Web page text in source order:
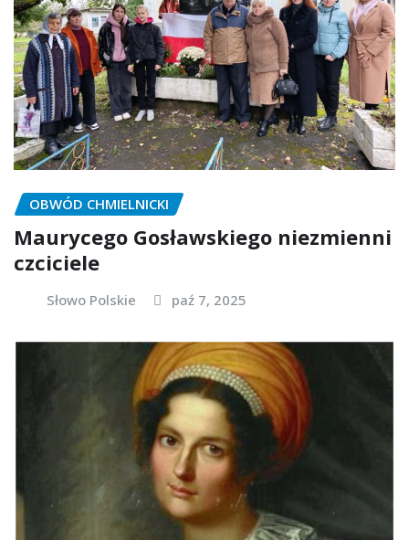
OBWÓD CHMIELNICKI
Maurycego Gosławskiego niezmienni
czciciele
Słowo Polskie paź 7, 2025